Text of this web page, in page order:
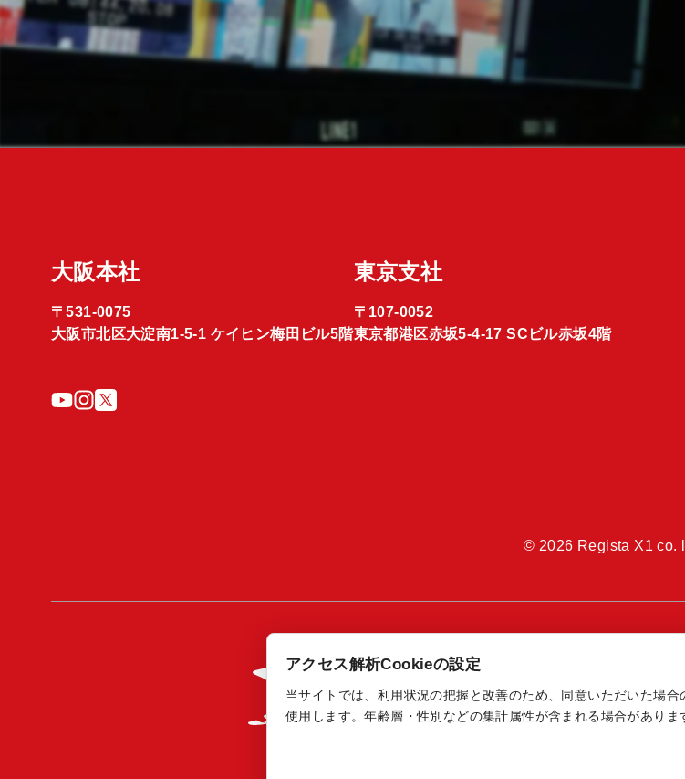
大阪本社
〒531-0075
大阪市北区大淀南1-5-1 ケイヒン梅田ビル5階
東京支社
〒107-0052
東京都港区赤坂5-4-17 SCビル赤坂4階
© 2026 Regista X1 co.
アクセス解析Cookieの設定
当サイトでは、利用状況の把握と改善のため、同意いただいた場
使用します。年齢層・性別などの集計属性が含まれる場合があり